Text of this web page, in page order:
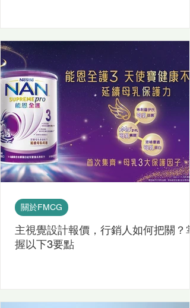
主視覺設計報價，行銷人如何把關？掌
握以下3要點
關於FMCG